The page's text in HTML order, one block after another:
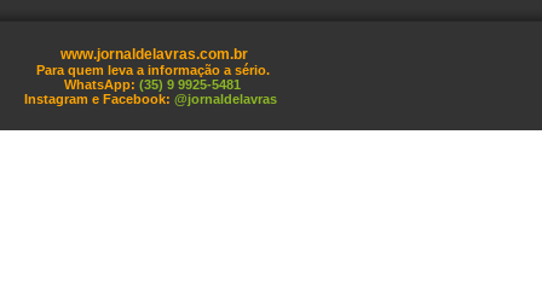
www.jornaldelavras.com.br
Para quem leva a informação a sério.
WhatsApp: (35) 9 9925-5481
Instagram e Facebook: @jornaldelavras